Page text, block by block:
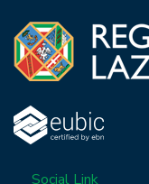
Social Link